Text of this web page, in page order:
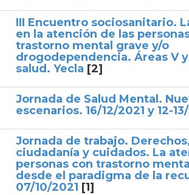
III Encuentro sociosanitario.
en la atención de las
trastorno mental grave y/o
drogodependencia. Áreas V
salud. Yecla [2]
Jornada de Salud Mental.
escenarios. 16/12/2021 y 12-
Jornada de trabajo. Derechos,
ciudadanía y cuidados. La
personas con trastorno
desde el paradigma de la
07/10/2021 [1]